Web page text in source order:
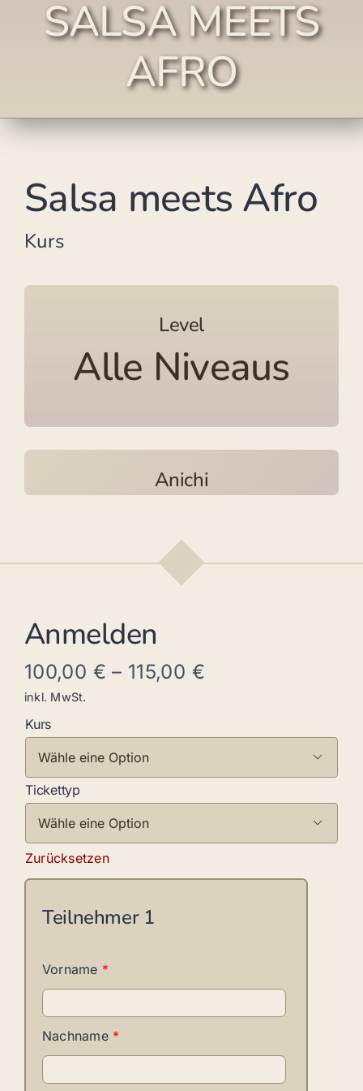
SALSA MEETS
AFRO
Salsa meets Afro
Kurs
Level
Alle Niveaus
Anichi
Anmelden
100,00 € – 115,00 €
inkl. MwSt.
Kurs

Tickettyp

Zurücksetzen
Teilnehmer 1
Vorname *
Nachname *